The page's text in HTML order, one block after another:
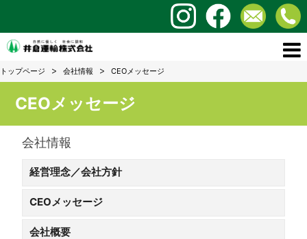
トップページ 会社情報 CEOメッセージ
CEOメッセージ
会社情報
経営理念／会社方針
CEOメッセージ
会社概要